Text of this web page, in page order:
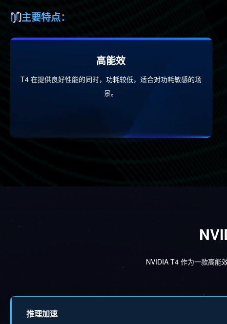
主要特点：
高能效
T4 在提供良好性能的同时，功耗较低，适合对功耗敏感的场
景。
NVIDIA T4 作为一款高能
推理加速